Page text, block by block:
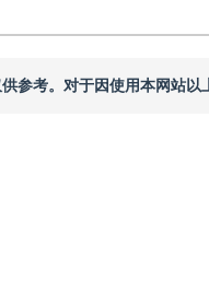
参考。对于因使用本网站